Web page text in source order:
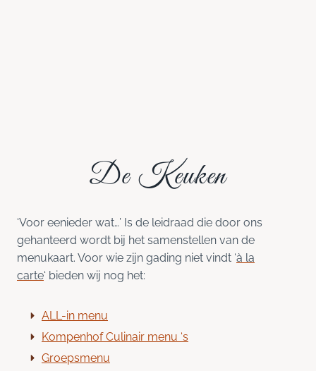
De Keuken
‘Voor eenieder wat…’ Is de leidraad die door ons
gehanteerd wordt bij het samenstellen van de
menukaart. Voor wie zijn gading niet vindt ‘à la
carte‘ bieden wij nog het:
ALL-in menu
Kompenhof Culinair menu ‘s
Groepsmenu